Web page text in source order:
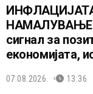
НАМАЛУВАЊЕ:
сигнал за
економијата,
07.08.2026. 13:36